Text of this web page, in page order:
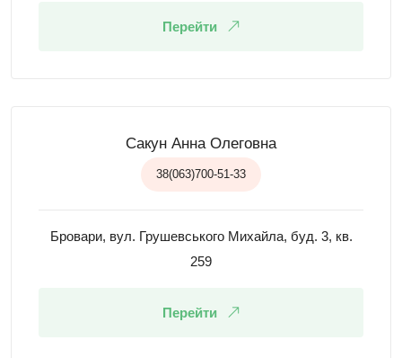
Перейти
Сакун Анна Олеговна
38(063)700-51-33
Бровари, вул. Грушевського Михайла, буд. 3, кв.
259
Перейти